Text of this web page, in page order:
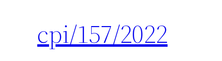
cpi/157/2022